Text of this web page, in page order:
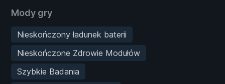
Mody gry
Nieskończony ładunek baterii
Nieskończone Zdrowie Modułów
Szybkie Badania